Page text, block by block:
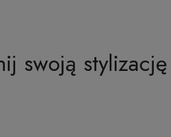
swoją stylizację